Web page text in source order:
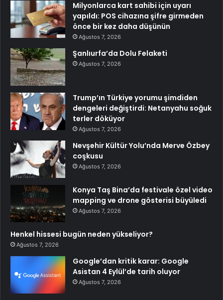
Milyonlarca kart sahibi için uyarı
yapıldı: POS cihazına şifre girmeden
önce bir kez daha düşünün
Ağustos 7, 2026
Şanlıurfa’da Dolu Felaketi
Ağustos 7, 2026
Trump’ın Türkiye yorumu şimdiden
dengeleri değiştirdi: Netanyahu soğuk
terler döküyor
Ağustos 7, 2026
Nevşehir Kültür Yolu’nda Merve Özbey
coşkusu
Ağustos 7, 2026
Konya Taş Bina’da festivale özel video
mapping ve drone gösterisi büyüledi
Ağustos 7, 2026
Henkel hissesi bugün neden yükseliyor?
Ağustos 7, 2026
Google’dan kritik karar: Google
Asistan 4 Eylül’de tarih oluyor
Ağustos 7, 2026